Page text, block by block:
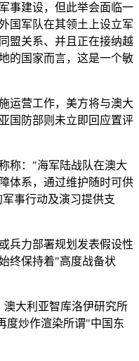
事建设，但此举会面临一
国军队在其领土上设立军
盟关系、并且正在接纳越
的国家而言，这是一个敏
运营工作，美方将与澳大
国防部则未立即回应置评
称："海军陆战队在澳大
体系，通过维护随时可供
事行动及演习提供支
兵力部署规划发表假设性
终保持着"高度战备状
澳大利亚智库洛伊研究所
度炒作渲染所谓"中国东